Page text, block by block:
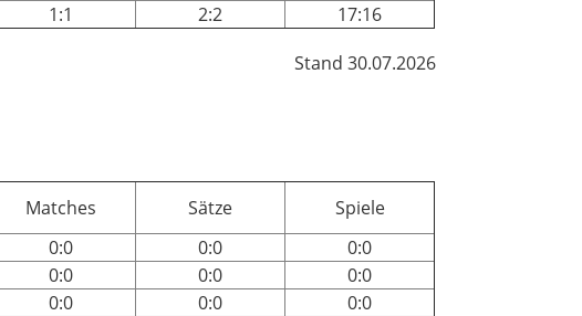
1:1 2:2
17:16
Stand 30.07.2026
Matches Sätze
Spiele
0:0 0:0
0:0
0:0 0:0
0:0
0:0 0:0
0:0